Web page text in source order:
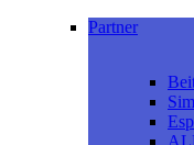
Partner